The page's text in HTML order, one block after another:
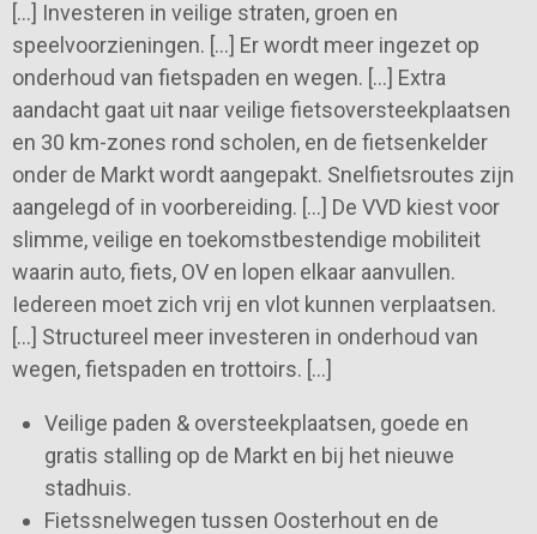
[…] Investeren in veilige straten, groen en
speelvoorzieningen. […] Er wordt meer ingezet op
onderhoud van fietspaden en wegen. […] Extra
aandacht gaat uit naar veilige fietsoversteekplaatsen
en 30 km-zones rond scholen, en de fietsenkelder
onder de Markt wordt aangepakt. Snelfietsroutes zijn
aangelegd of in voorbereiding. […] De VVD kiest voor
slimme, veilige en toekomstbestendige mobiliteit
waarin auto, fiets, OV en lopen elkaar aanvullen.
Iedereen moet zich vrij en vlot kunnen verplaatsen.
[…] Structureel meer investeren in onderhoud van
wegen, fietspaden en trottoirs. […]
Veilige paden & oversteekplaatsen, goede en
gratis stalling op de Markt en bij het nieuwe
stadhuis.
Fietssnelwegen tussen Oosterhout en de